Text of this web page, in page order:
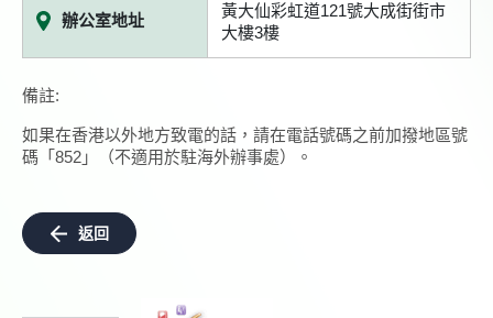
辦公室地址
黃大仙彩虹道121號大成街街市
大樓3樓
備註:
如果在香港以外地方致電的話，請在電話號碼之前加撥地區號
碼「852」（不適用於駐海外辦事處）。
返回